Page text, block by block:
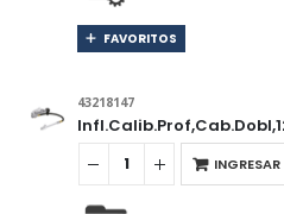
FAVORITOS
43218147
INGRESAR